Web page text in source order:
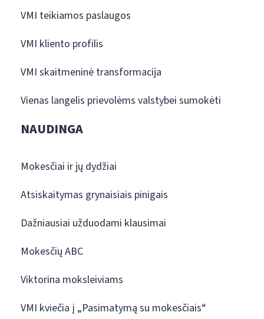
VMI teikiamos paslaugos
VMI kliento profilis
VMI skaitmeninė transformacija
Vienas langelis prievolėms valstybei sumokėti
NAUDINGA
Mokesčiai ir jų dydžiai
Atsiskaitymas grynaisiais pinigais
Dažniausiai užduodami klausimai
Mokesčių ABC
Viktorina moksleiviams
VMI kviečia į „Pasimatymą su mokesčiais“